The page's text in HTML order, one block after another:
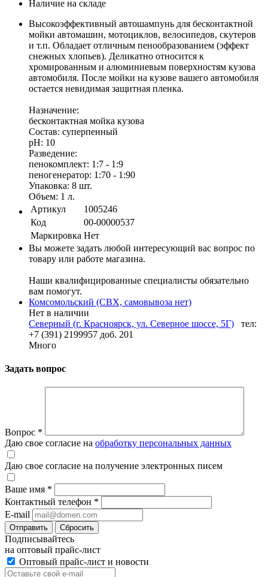
Наличие на складе
Высокоэффективный автошампунь для бесконтактной
мойки автомашин, мотоциклов, велосипедов, скутеров
и т.п. Обладает отличным пенообразованием (эффект
снежных хлопьев). Деликатно относится к
хромированным и алюминиевым поверхностям кузова
автомобиля. После мойки на кузове вашего автомобиля
остается невидимая защитная пленка.
Назначение:
бесконтактная мойка кузова
Состав: суперпенный
pH: 10
Разведение:
пенокомплект: 1:7 - 1:9
пеногенератор: 1:70 - 1:90
Упаковка: 8 шт.
Объем: 1 л.
Артикул
1005246
Код
00-00000537
Маркировка Нет
Вы можете задать любой интересующий вас вопрос по
товару или работе магазина.
Наши квалифицированные специалисты обязательно
вам помогут.
Комсомольский (СВХ, самовывоза нет)
Нет в наличии
Северный (г. Красноярск, ул. Северное шоссе, 5Г)
тел:
+7 (391) 2199957 доб. 201
Много
Задать вопрос
Вопрос *
Даю свое согласие на обработку персональных данных
Даю свое согласие на получение электронных писем
Ваше имя *
Контактный телефон *
E-mail
Отправить Сбросить
Подписывайтесь
на оптовый прайс-лист
Оптовый прайс-лист и новости